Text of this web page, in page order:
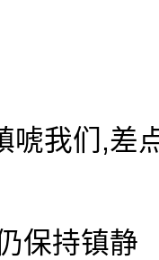
唬我们,差
保持镇静